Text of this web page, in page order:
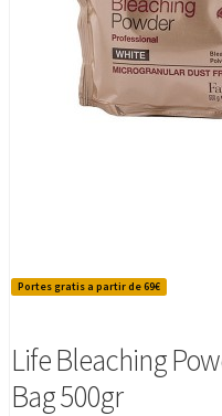
Portes gratis a partir de 69€
Life Bleaching
Bag 500gr